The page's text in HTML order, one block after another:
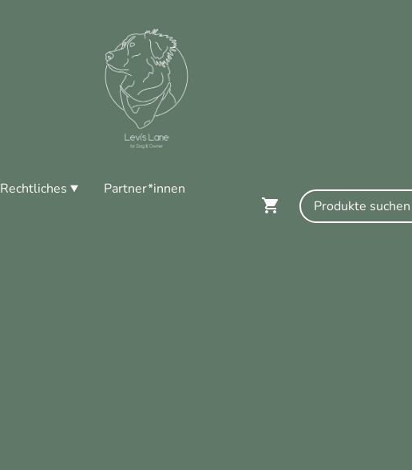
Rechtliches
Partner*innen